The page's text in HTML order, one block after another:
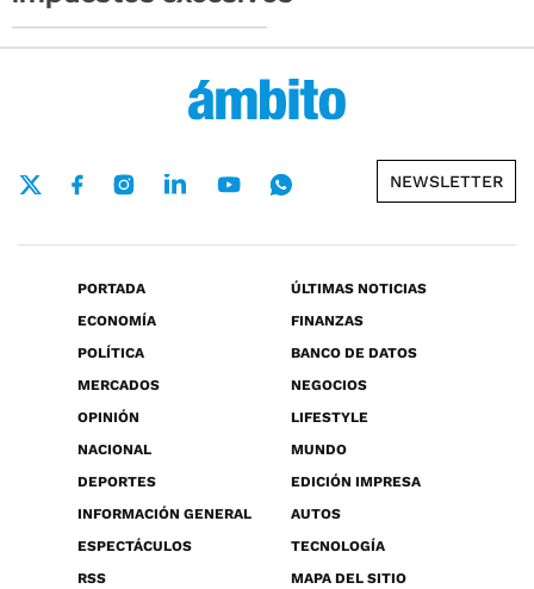
NEWSLETTER
PORTADA
ÚLTIMAS NOTICIAS
ECONOMÍA
FINANZAS
POLÍTICA
BANCO DE DATOS
MERCADOS
NEGOCIOS
OPINIÓN
LIFESTYLE
NACIONAL
MUNDO
DEPORTES
EDICIÓN IMPRESA
INFORMACIÓN GENERAL
AUTOS
ESPECTÁCULOS
TECNOLOGÍA
RSS
MAPA DEL SITIO